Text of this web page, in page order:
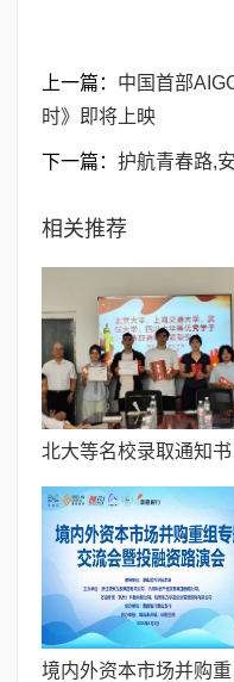
上一篇： 中国首部
时》即将上映
下一篇： 护航青春路,
相关推荐